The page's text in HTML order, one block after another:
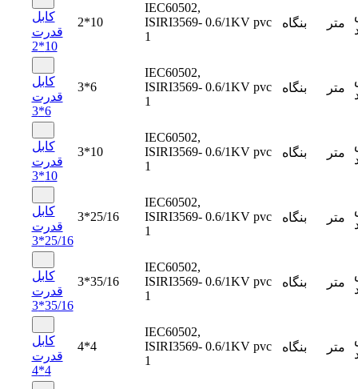
کابل
قدرت
10*2
2*10
IEC60502,
ISIRI3569-
1
0.6/1KV pvc بنگاه متر
کابل
قدرت
6*3
3*6
IEC60502,
ISIRI3569-
1
0.6/1KV pvc بنگاه متر
کابل
قدرت
10*3
3*10
IEC60502,
ISIRI3569-
1
0.6/1KV pvc بنگاه متر
کابل
قدرت
25/16*3
3*25/16
IEC60502,
ISIRI3569-
1
0.6/1KV pvc بنگاه متر
کابل
قدرت
35/16*3
3*35/16
IEC60502,
ISIRI3569-
1
0.6/1KV pvc بنگاه متر
کابل
قدرت
4*4
4*4
IEC60502,
ISIRI3569-
1
0.6/1KV pvc بنگاه متر